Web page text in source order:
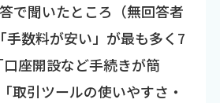
で聞いたところ（無回答者
手数料が安い」が最も多く7
座開設など手続きが簡
取引ツールの使いやすさ・